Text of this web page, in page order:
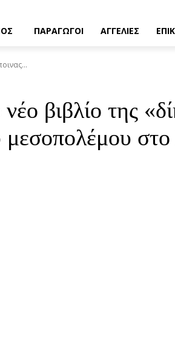
ΠΑΡΑΓΩΓΟΙ ΑΓΓΕΛΙΕΣ
βιβλίο της
μεσοπολέμου